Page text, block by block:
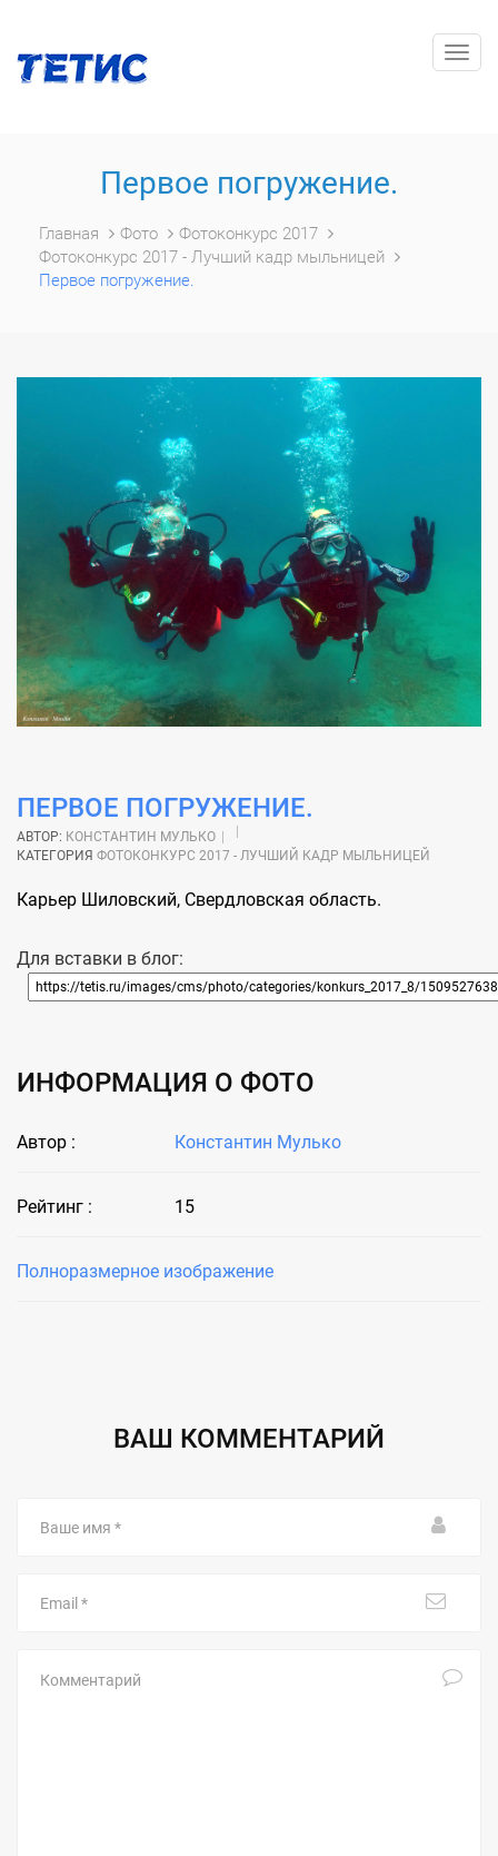
Первое погружение.
Главная Фото
Фотоконкурс 2017
Фотоконкурс 2017 - Лучший кадр мыльницей
Первое погружение.
ПЕРВОЕ ПОГРУЖЕНИЕ.
АВТОР: КОНСТАНТИН МУЛЬКО
КАТЕГОРИЯ ФОТОКОНКУРС 2017 - ЛУЧШИЙ КАДР МЫЛЬНИЦЕЙ
Карьер Шиловский, Свердловская область.
Для вставки в блог:
ИНФОРМАЦИЯ О ФОТО
Автор : Константин Мулько
Рейтинг : 15
Полноразмерное изображение
ВАШ КОММЕНТАРИЙ
имя